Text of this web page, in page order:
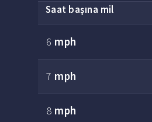
Saat başına mil
6 mph
7 mph
8 mph